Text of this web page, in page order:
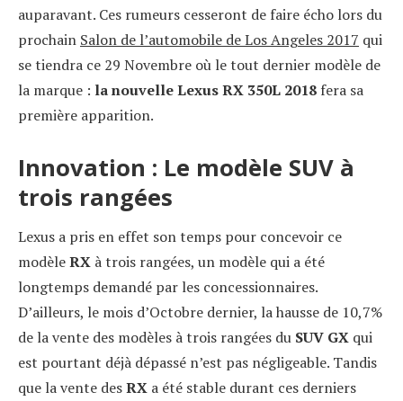
auparavant. Ces rumeurs cesseront de faire écho lors du
prochain Salon de l’automobile de Los Angeles 2017 qui
se tiendra ce 29 Novembre où le tout dernier modèle de
la marque : la nouvelle Lexus RX 350L 2018 fera sa
première apparition.
Innovation : Le modèle SUV à
trois rangées
Lexus a pris en effet son temps pour concevoir ce
modèleRX à trois rangées, un modèle qui a été
longtemps demandé par les concessionnaires.
D’ailleurs, le mois d’Octobre dernier, la hausse de 10,7%
de la vente des modèles à trois rangées du SUV GX qui
est pourtant déjà dépassé n’est pas négligeable. Tandis
que la vente desRX a été stable durant ces derniers